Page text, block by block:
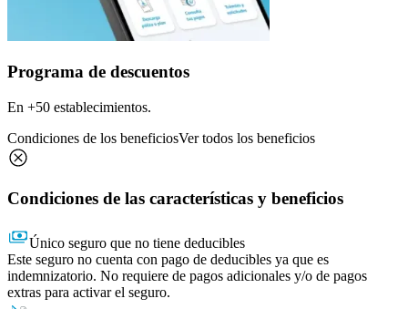
Programa de descuentos
En +50 establecimientos.
Condiciones de los beneficiosVer todos los beneficios
Condiciones de las características y beneficios
Único seguro que no tiene deducibles
Este seguro no cuenta con pago de deducibles ya que es
indemnizatorio. No requiere de pagos adicionales y/o de pagos
extras para activar el seguro.